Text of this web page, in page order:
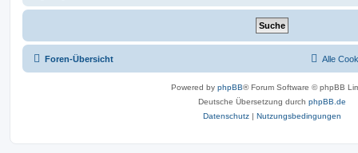
Foren-Übersicht Alle
Powered by phpBB® Forum Software © phpBB
Deutsche Übersetzung durch phpBB.de
Datenschutz | Nutzungsbedingungen